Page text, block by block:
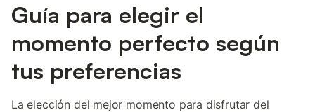
Guía para elegir el
momento perfecto según
tus preferencias
La elección del mejor momento para disfrutar del